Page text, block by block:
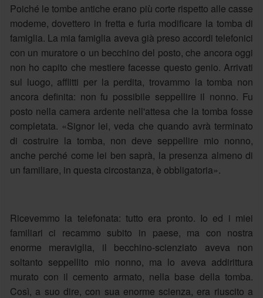
Poiché le tombe antiche erano più corte rispetto alle casse
modeme, dovettero in fretta e furia modificare la tomba di
famiglia. La mia famiglia aveva già preso accordi telefonici
con un muratore o un becchino del posto, che ancora oggi
non ho capito che mestiere facesse questo genio. Arrivati
sul luogo, afflitti per la perdita, trovammo la tomba non
ancora definita: non fu possibile seppellire il nonno. Fu
posto nella camera ardente nell'attesa che la tomba fosse
completata. «Signor lei, veda che quando avrà terminato
di costruire la tomba, non deve seppellire mio nonno,
anche perché come lei ben saprà, la presenza almeno di
un familiare, in questa circostanza, è obbligatoria».
Ricevemmo la telefonata: tutto era pronto. Io ed i miei
familiari ci recammo subito in paese, ma con nostra
enorme meraviglia, il becchino-scienziato aveva non
soltanto seppellito mio nonno, ma lo aveva addirittura
murato con il cemento armato, nella base della tomba.
Così, a suo dire, con sua enorme scienza, era riuscito a